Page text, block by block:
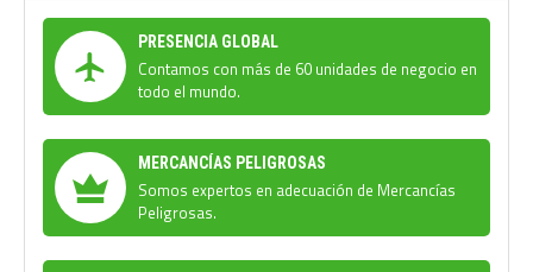
PRESENCIA GLOBAL
Contamos con más de 60 unidades de negocio en
todo el mundo.
MERCANCÍAS PELIGROSAS
Somos expertos en adecuación de Mercancías
Peligrosas.